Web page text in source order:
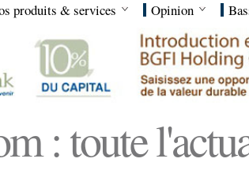
produits & services Opinion
: toute